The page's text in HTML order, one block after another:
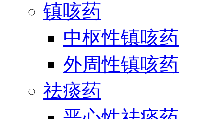
镇咳药
中枢性镇咳药
外周性镇咳药
祛痰药